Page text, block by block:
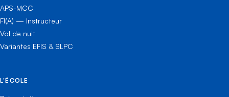
APS-MCC
FI(A) — Instructeur
Vol de nuit
Variantes EFIS & SLPC
L'ÉCOLE